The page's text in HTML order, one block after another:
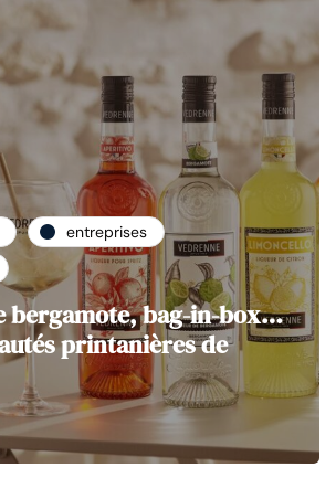
entreprises
bergamote, bag-in-box…
printanières de